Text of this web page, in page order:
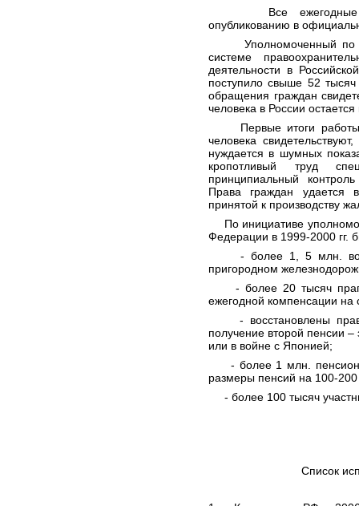
Все ежегодные
опубликованию в
Уполномоченный по
системе
деятельности в
поступило свыше 52
обращения граждан
человека в России
Первые итоги работы
человека
нуждается в шумных
кропотливый труд
принципиальный
Права граждан удается
принятой к производству
По инициативе
Федерации в 1999-2000 гг.
- более 1, 5 млн.
пригородном
- более 20 тысяч
ежегодной компенсации на
- восстановлены
получение второй пенсии
или в войне с Японией;
- более 1 млн.
размеры пенсий на 100-
- более 100 тысяч
Список